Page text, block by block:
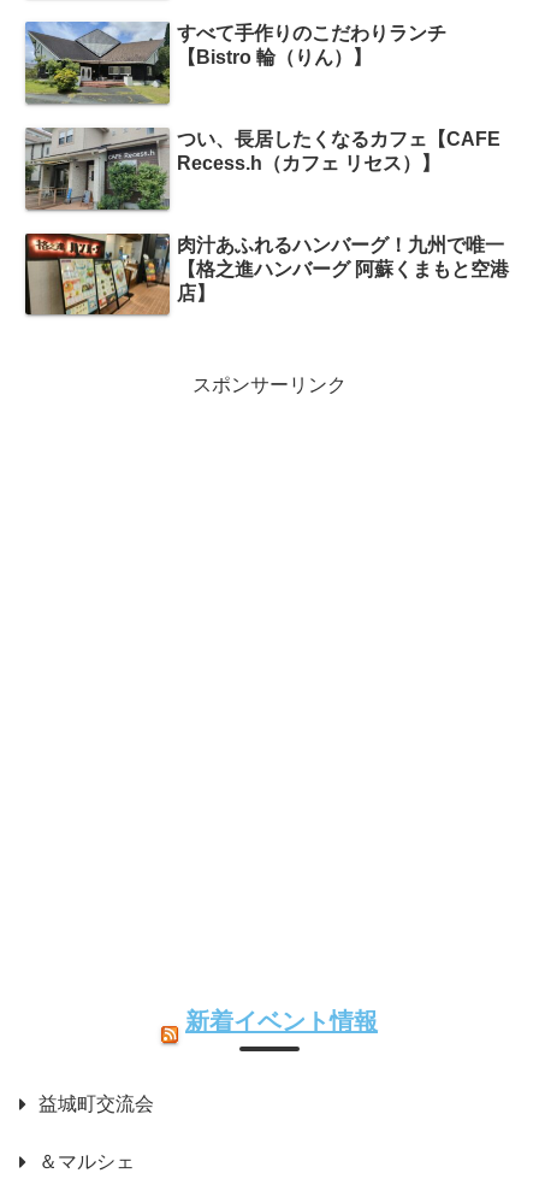
すべて手作りのこだわりランチ
【Bistro 輪（りん）】
つい、長居したくなるカフェ【CAFE
Recess.h（カフェ リセス）】
肉汁あふれるハンバーグ！九州で唯一
【格之進ハンバーグ 阿蘇くまもと空港
店】
スポンサーリンク
新着イベント情報
益城町交流会
＆マルシェ